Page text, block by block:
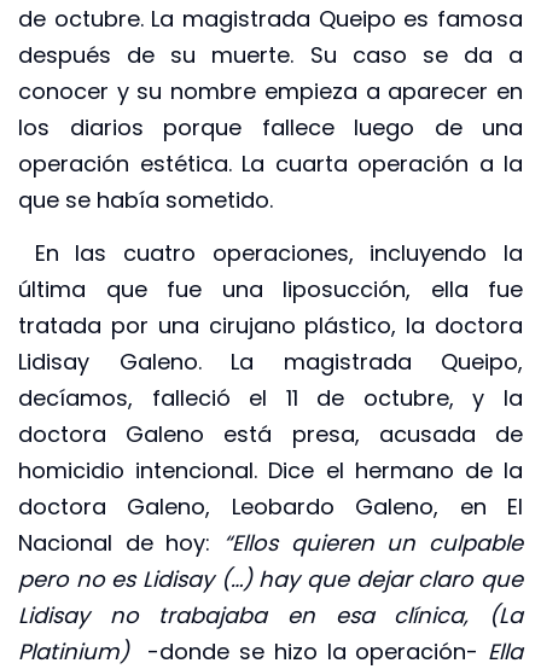
de octubre. La magistrada Queipo es famosa
después de su muerte. Su caso se da a
conocer y su nombre empieza a aparecer en
los diarios porque fallece luego de una
operación estética. La cuarta operación a la
que se había sometido.
En las cuatro operaciones, incluyendo la
última que fue una liposucción, ella fue
tratada por una cirujano plástico, la doctora
Lidisay Galeno. La magistrada Queipo,
decíamos, falleció el 11 de octubre, y la
doctora Galeno está presa, acusada de
homicidio intencional. Dice el hermano de la
doctora Galeno, Leobardo Galeno, en El
Nacional de hoy: “Ellos quieren un culpable
pero no es Lidisay (…) hay que dejar claro que
Lidisay no trabajaba en esa clínica, (La
Platinium) -donde se hizo la operación- Ella